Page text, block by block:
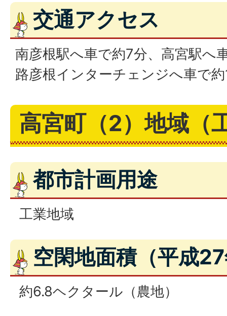
交通アクセス
南彦根駅へ車で約7分、高宮駅へ
路彦根インターチェンジへ車で
高宮町（2）地域（
都市計画用途
工業地域
空閑地面積（平成
約6.8ヘクタール（農地）